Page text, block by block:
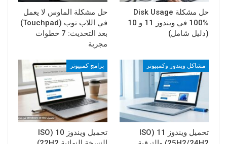
حل مشكلة Disk Usage
100% في ويندوز 11 و 10
(دليل شامل)
حل مشكلة الماوس لا يعمل
في اللاب توب (Touchpad)
بعد التحديث: 7 خطوات
مجربة
مشاكل ويندوز وكمبيوتر
تحميل ويندوز 11 (ISO
برامج كمبيوتر
تحميل ويندوز 10 (ISO